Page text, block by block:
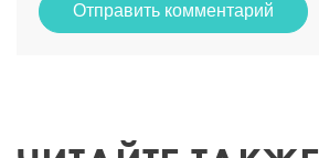
Отправить комментарий